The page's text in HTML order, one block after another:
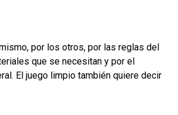
por los otros, por las reglas del
que se necesitan y por el
El juego limpio también quiere decir